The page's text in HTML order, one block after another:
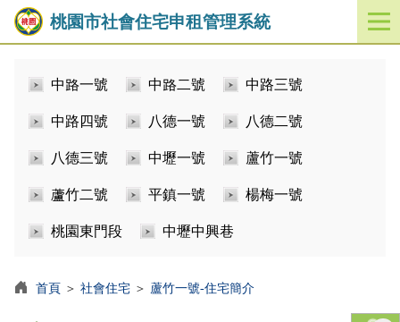
桃園市社會住宅申租管理系統
開
啟
中路一號 中路二號 中路三號
中路四號 八德一號 八德二號
八德三號 中壢一號 蘆竹一號
蘆竹二號 平鎮一號 楊梅一號
桃園東門段 中壢中興巷
首頁 ＞ 社會住宅 ＞ 蘆竹一號-住宅簡介